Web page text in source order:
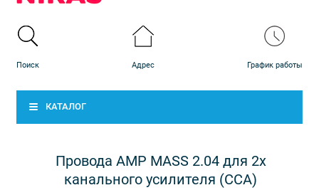
КАТАЛОГ
Провода AMP MASS 2.04 для 2х
канального усилителя (CCA)